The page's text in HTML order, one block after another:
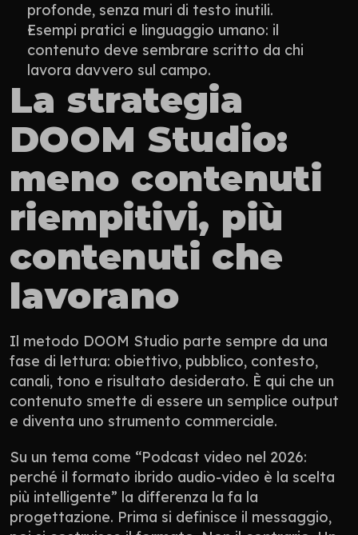
profonde, senza muri di testo inutili.
Esempi pratici e linguaggio umano: il
contenuto deve sembrare scritto da chi
lavora davvero sul campo.
La strategia
DOOM Studio:
meno contenuti
riempitivi, più
contenuti che
lavorano
Il metodo DOOM Studio parte sempre da una
fase di lettura: obiettivo, pubblico, contesto,
canali, tono e risultato desiderato. È qui che un
contenuto smette di essere un semplice output
e diventa uno strumento commerciale.
Su un tema come “Podcast video nel 2026:
perché il formato ibrido audio-video è la scelta
più intelligente” la differenza la fa la
progettazione. Prima si definisce il messaggio,